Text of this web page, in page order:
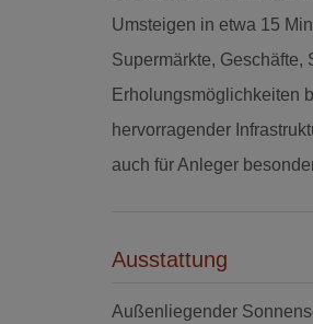
Umsteigen in etwa 15
Supermärkte, Geschäfte,
Erholungsmöglichkeiten
hervorragender
auch für Anleger
Ausstattung
Außenliegender